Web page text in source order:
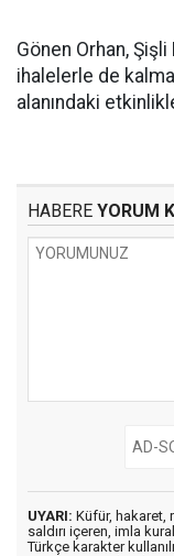
Gönen Orhan,
ihalelerle de
alanındaki
HABERE YORUM
UYARI: Küfür, hakaret,
saldırı içeren, imla
Türkçe karakter